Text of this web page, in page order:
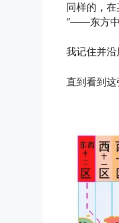
同样的，
“——东方
我记住并沿
直到看到这